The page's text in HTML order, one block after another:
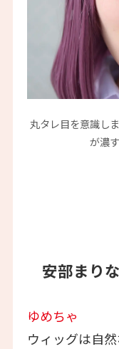
丸タレ目を意識し
が濃
安部まり
ゆめちゃ
ウィッグは自